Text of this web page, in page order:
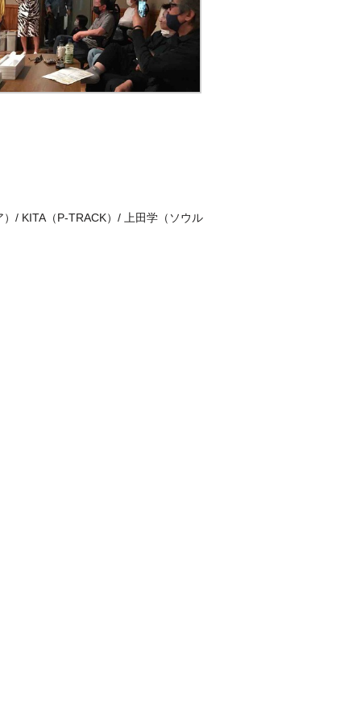
/ KITA（P-TRACK）/ 上田学（ソウル